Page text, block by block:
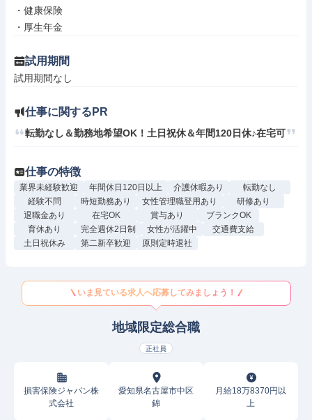
・健康保険
・厚生年金
試用期間
試用期間なし
仕事に関するPR
転勤なし＆勤務地希望OK！土日祝休＆年間120日休♪在宅可
仕事の特徴
業界未経験歓迎 年間休日120日以上 介護休暇あり
転勤なし
経験不問
時短勤務あり 女性管理職登用あり
研修あり
退職金あり
在宅OK 賞与あり
ブランクOK
育休あり
完全週休2日制 女性が活躍中
交通費支給
土日祝休み
第二新卒歓迎 原則定時退社
いま見ている求人へ応募してみましょう！
地域限定総合職
正社員
損害保険ジャパン株
式会社
愛知県名古屋市中区
錦
月給18万8370円以
上